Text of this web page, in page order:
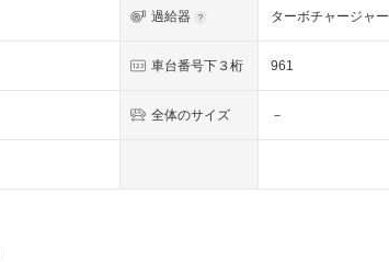
過給器 ターボチャージャー
車台番号下３桁 961
全体のサイズ －